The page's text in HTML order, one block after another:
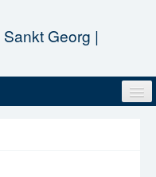
Georg |